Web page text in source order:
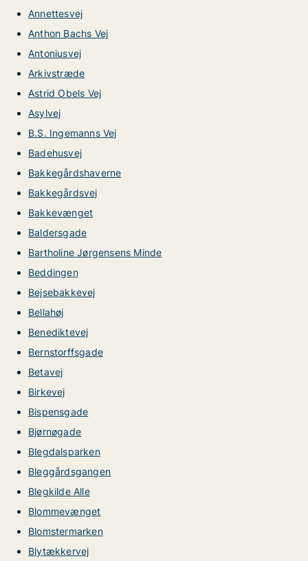
Annettesvej
Anthon Bachs Vej
Antoniusvej
Arkivstræde
Astrid Obels Vej
Asylvej
B.S. Ingemanns Vej
Badehusvej
Bakkegårdshaverne
Bakkegårdsvej
Bakkevænget
Baldersgade
Bartholine Jørgensens Minde
Beddingen
Bejsebakkevej
Bellahøj
Benediktevej
Bernstorffsgade
Betavej
Birkevej
Bispensgade
Bjørnøgade
Blegdalsparken
Bleggårdsgangen
Blegkilde Alle
Blommevænget
Blomstermarken
Blytækkervej